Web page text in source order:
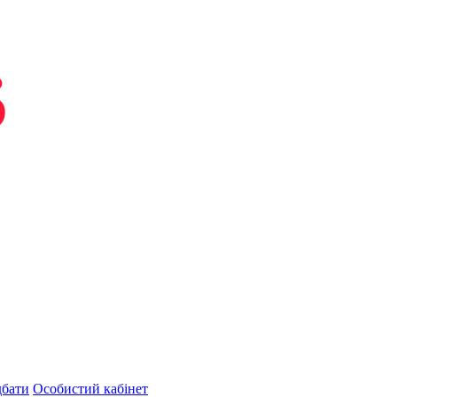
Особистий кабінет